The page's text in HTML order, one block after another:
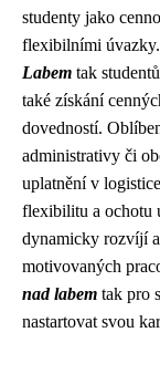
studenty jako
flexibilními úvazky.
Labem tak
také získání
dovedností.
administrativy či
uplatnění v
flexibilitu a ochotu
dynamicky rozvíjí
motivovaných
nad labem tak pro
nastartovat svou